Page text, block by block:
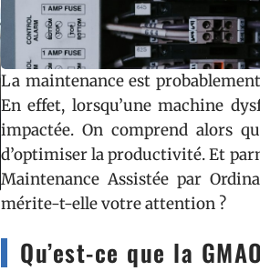
La maintenance est
En effet, lorsqu’une machine
impactée. On comprend alors
d’optimiser la productivité. Et
Maintenance Assistée par
mérite-t-elle votre attention ?
Qu’est-ce que la